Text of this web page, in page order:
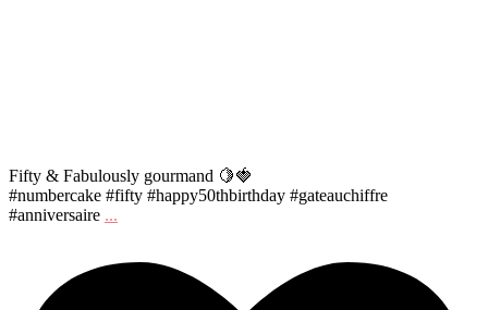
Fifty & Fabulously gourmand 🍋🍓
#numbercake #fifty #happy50thbirthday #gateauchiffre
#anniversaire ...